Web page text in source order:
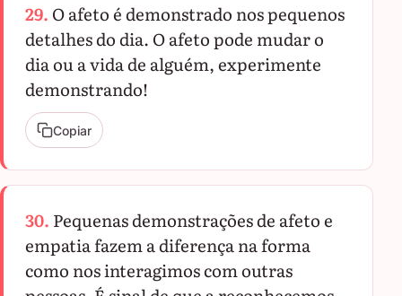
29. O afeto é demonstrado nos pequenos
detalhes do dia. O afeto pode mudar o
dia ou a vida de alguém, experimente
demonstrando!
Copiar
30. Pequenas demonstrações de afeto e
empatia fazem a diferença na forma
como nos interagimos com outras